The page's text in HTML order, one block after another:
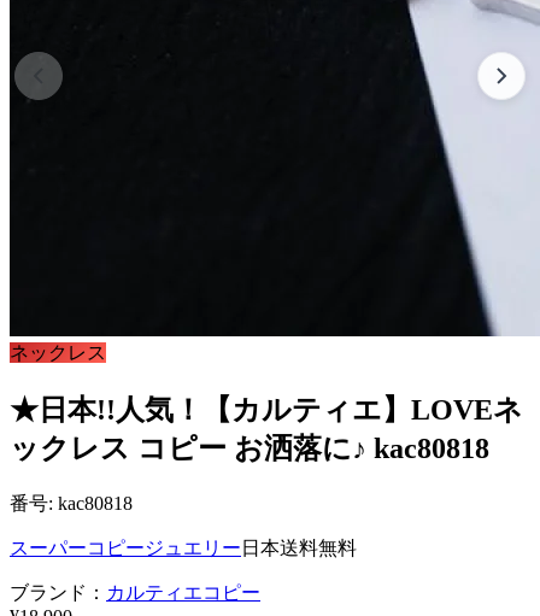
ネックレス
★日本!!人気！【カルティエ】LOVEネ
ックレス コピー お洒落に♪ kac80818
番号: kac80818
スーパーコピージュエリー 日本送料無料
ブランド： カルティエコピー